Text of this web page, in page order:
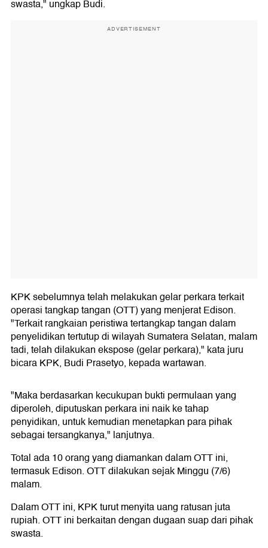
swasta," ungkap Budi.
ADVERTISEMENT
KPK sebelumnya telah melakukan gelar perkara terkait
operasi tangkap tangan (OTT) yang menjerat Edison.
"Terkait rangkaian peristiwa tertangkap tangan dalam
penyelidikan tertutup di wilayah Sumatera Selatan, malam
tadi, telah dilakukan ekspose (gelar perkara)," kata juru
bicara KPK, Budi Prasetyo, kepada wartawan.
"Maka berdasarkan kecukupan bukti permulaan yang
diperoleh, diputuskan perkara ini naik ke tahap
penyidikan, untuk kemudian menetapkan para pihak
sebagai tersangkanya," lanjutnya.
Total ada 10 orang yang diamankan dalam OTT ini,
termasuk Edison. OTT dilakukan sejak Minggu (7/6)
malam.
Dalam OTT ini, KPK turut menyita uang ratusan juta
rupiah. OTT ini berkaitan dengan dugaan suap dari pihak
swasta.